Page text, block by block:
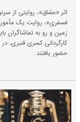
اثر «عشاق»، روایتی از
فسفری»، روایت یک
زمین و رو به تماشاگران
کارگردانی کسری قنبری،
حضور یافتند.